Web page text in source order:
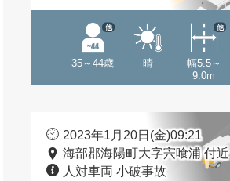
35～44歳
他
晴
幅5.5～
9.0m
他
2023年1月20日(金)09:21
海部郡海陽町大字宍喰浦 付近
人対車両 小破事故